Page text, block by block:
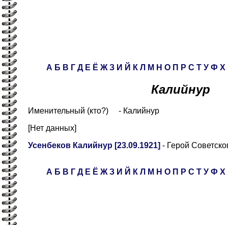
А Б В Г Д Е Ё Ж З И Й К Л М Н О П Р С Т У Ф Х
Калийнур
Именительный (кто?) - Калийнур
[Нет данных]
Усенбеков Калийнур [23.09.1921] - Герой
А Б В Г Д Е Ё Ж З И Й К Л М Н О П Р С Т У Ф Х